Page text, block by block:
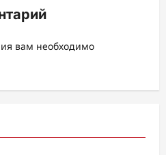
вам необходимо